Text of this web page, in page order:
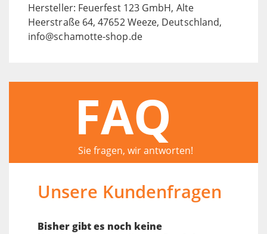
Hersteller: Feuerfest 123 GmbH, Alte
Heerstraße 64, 47652 Weeze, Deutschland,
info@schamotte-shop.de
FAQ
Sie fragen, wir antworten!
Unsere Kundenfragen
Bisher gibt es noch keine